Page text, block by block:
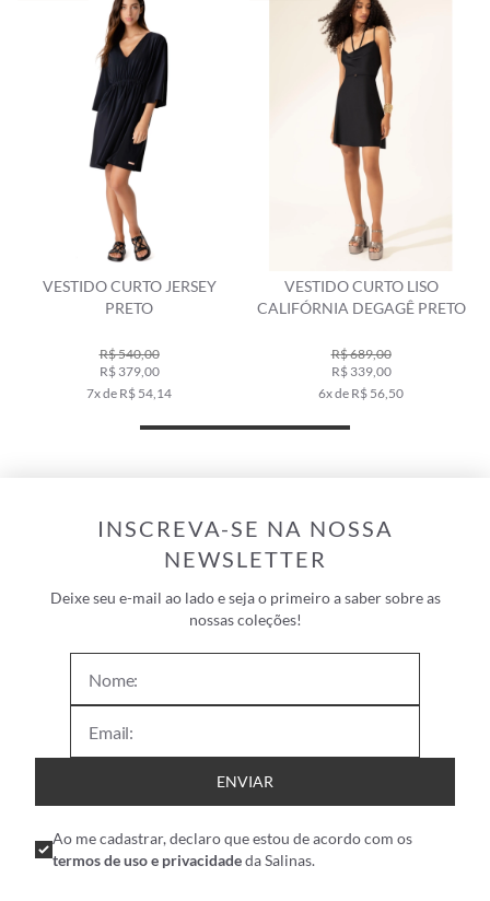
VESTIDO CURTO JERSEY
PRETO
R$ 540,00
R$ 379,00
7x de R$ 54,14
VESTIDO CURTO LISO
CALIFÓRNIA DEGAGÊ PRETO
R$ 689,00
R$ 339,00
6x de R$ 56,50
INSCREVA-SE NA NOSSA
NEWSLETTER
Deixe seu e-mail ao lado e seja o primeiro a saber sobre as
nossas coleções!
ENVIAR
Ao me cadastrar, declaro que estou de acordo com os
termos de uso e privacidadeda Salinas.